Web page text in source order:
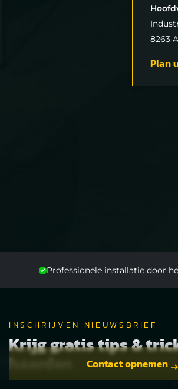
Contact opnemen
8263
Plan
Professionele installatie door
INSCHRIJVEN NIEUWSBRIEF
Krijg gratis tips &
haarden